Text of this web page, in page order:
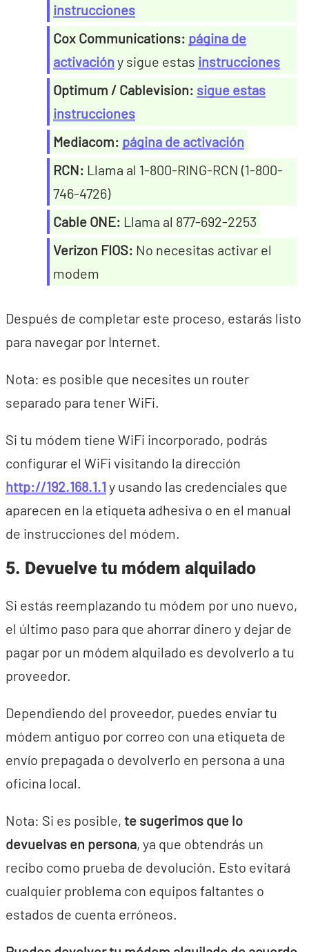
instrucciones
Cox Communications: página de
activación y sigue estas instrucciones
Optimum / Cablevision: sigue estas
instrucciones
Mediacom: página de activación
RCN: Llama al 1-800-RING-RCN (1-800-
746-4726)
Cable ONE: Llama al 877-692-2253
Verizon FIOS: No necesitas activar el
modem
Después de completar este proceso, estarás listo
para navegar por Internet.
Nota: es posible que necesites un router
separado para tener WiFi.
Si tu módem tiene WiFi incorporado, podrás
configurar el WiFi visitando la dirección
http://192.168.1.1 y usando las credenciales que
aparecen en la etiqueta adhesiva o en el manual
de instrucciones del módem.
5. Devuelve tu módem alquilado
Si estás reemplazando tu módem por uno nuevo,
el último paso para que ahorrar dinero y dejar de
pagar por un módem alquilado es devolverlo a tu
proveedor.
Dependiendo del proveedor, puedes enviar tu
módem antiguo por correo con una etiqueta de
envío prepagada o devolverlo en persona a una
oficina local.
Nota: Si es posible, te sugerimos que lo
devuelvas en persona, ya que obtendrás un
recibo como prueba de devolución. Esto evitará
cualquier problema con equipos faltantes o
estados de cuenta erróneos.